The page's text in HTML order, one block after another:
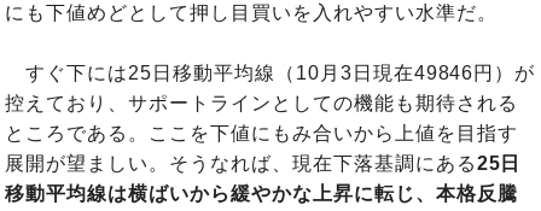
にも下値めどとして押し目買いを入れやすい水準だ。
すぐ下には25日移動平均線（10月3日現在49846円）が
控えており、サポートラインとしての機能も期待される
ところである。ここを下値にもみ合いから上値を目指す
展開が望ましい。そうなれば、現在下落基調にある25日
移動平均線は横ばいから緩やかな上昇に転じ、本格反騰